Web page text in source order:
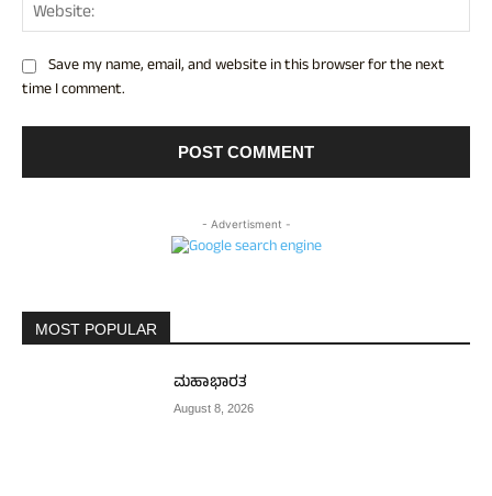
Save my name, email, and website in this browser for the next
time I comment.
- Advertisment -
MOST POPULAR
ಮಹಾಭಾರತ
August 8, 2026